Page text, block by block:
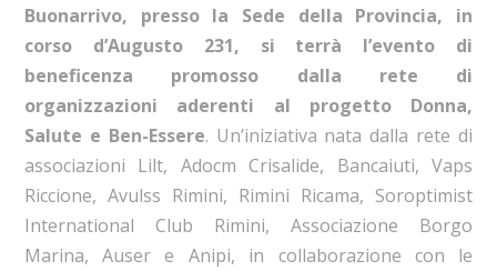
Buonarrivo, presso la Sede della Provincia, in
corso d’Augusto 231, si terrà l’evento di
beneficenza
promosso dalla rete di
organizzazioni aderenti al progetto Donna,
Salute e Ben-Essere. Un’iniziativa nata dalla rete di
associazioni Lilt, Adocm Crisalide, Bancaiuti, Vaps
Riccione, Avulss Rimini, Rimini Ricama, Soroptimist
International Club Rimini, Associazione Borgo
Marina, Auser e Anipi, in collaborazione con le